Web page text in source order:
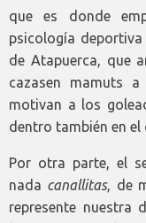
que es donde
psicología
de Atapuerca, que
cazasen mamuts
motivan a los
dentro también en el
Por otra parte, el
nada canallitas, de
represente nuestra